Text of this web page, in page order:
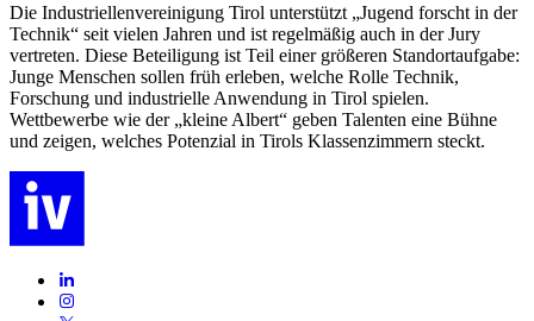
Die Industriellenvereinigung Tirol unterstützt „Jugend forscht in der
Technik“ seit vielen Jahren und ist regelmäßig auch in der Jury
vertreten. Diese Beteiligung ist Teil einer größeren Standortaufgabe:
Junge Menschen sollen früh erleben, welche Rolle Technik,
Forschung und industrielle Anwendung in Tirol spielen.
Wettbewerbe wie der „kleine Albert“ geben Talenten eine Bühne
und zeigen, welches Potenzial in Tirols Klassenzimmern steckt.